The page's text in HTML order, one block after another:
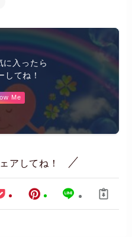
に入ったら
てね！
Me
アしてね！